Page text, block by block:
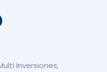
Inversiones,